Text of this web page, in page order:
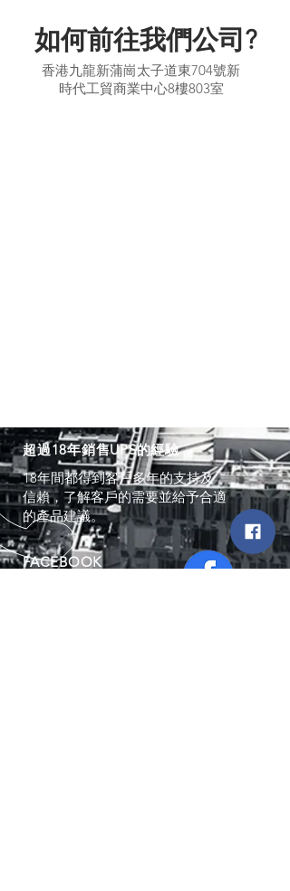
如何前往我們公司?
香港九龍新蒲崗太子道東704號新
時代工貿商業中心8樓803室
超過18年銷售UPS的經驗
18年間都得到客戶多年的支持及
信賴，了解客戶的需要並給予合適
的產品建議。
FACEBOOK